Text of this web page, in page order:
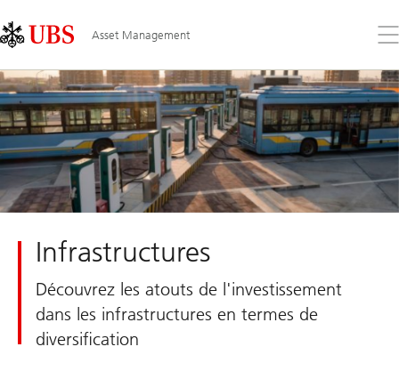
Links
Area
Asset Management
le
Infrastructures
Découvrez les atouts de l'investissement
dans les infrastructures en termes de
diversification